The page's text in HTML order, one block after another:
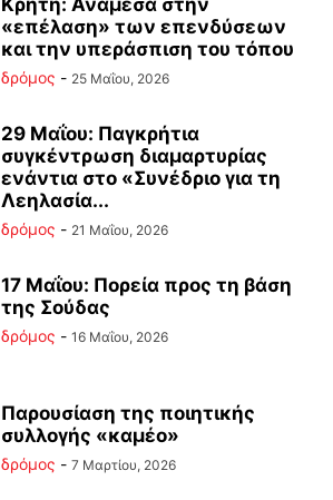
Κρήτη: Ανάμεσα στην
«επέλαση» των επενδύσεων
και την υπεράσπιση του τόπου
δρόμος - 25 Μαΐου, 2026
29 Μαΐου: Παγκρήτια
συγκέντρωση διαμαρτυρίας
ενάντια στο «Συνέδριο για τη
Λεηλασία...
δρόμος - 21 Μαΐου, 2026
17 Μαΐου: Πορεία προς τη βάση
της Σούδας
δρόμος - 16 Μαΐου, 2026
Παρουσίαση της ποιητικής
συλλογής «καμέο»
δρόμος - 7 Μαρτίου, 2026